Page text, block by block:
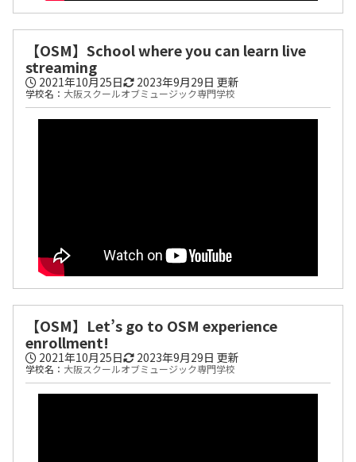
【OSM】School where you can learn live
streaming
2021年10月25日 2023年9月29日 更新
学校名： 大阪スクールオブミュージック専門学校
【OSM】Let’s go to OSM experience
enrollment!
2021年10月25日 2023年9月29日 更新
学校名： 大阪スクールオブミュージック専門学校